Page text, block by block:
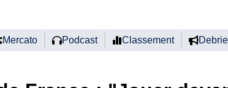
Mercato Podcast Classement